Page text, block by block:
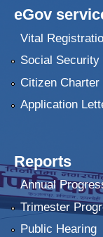
eGov
Vital
Social Security
Citizen Charter
Application
Reports
Annual
Trimester
Public Hearing